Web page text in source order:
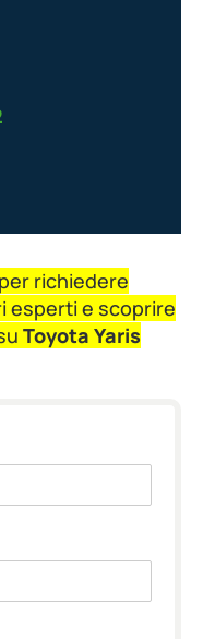
richiedere
esperti e scoprire
Toyota Yaris